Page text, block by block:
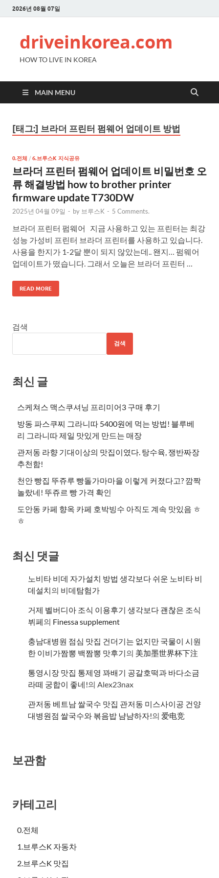
2026년 08월 07일
driveinkorea.com
HOW TO LIVE IN KOREA
MAIN MENU
[태그:] 브라더 프린터 펌웨어 업데이트 방법
0.전체 / 6.브루스K 지식공유
브라더 프린터 펌웨어 업데이트 비밀번호 오
류 해결방법 how to brother printer
firmware update T730DW
2025년 04월 09일 - by 브루스K - 5 Comments.
브라더 프린터 펌웨어 지금 사용하고 있는 프린터는 최강
성능 가성비 프린터 브라더 프린터를 사용하고 있습니다.
사용을 한지가 1-2달 뿐이 되지 않았는데.. 왠지… 펌웨어
업데이트가 떴습니다. 그래서 오늘은 브라더 프린터 …
READ MORE
검색
검색
최신 글
스케쳐스 맥스쿠셔닝 프리미어3 구매 후기
방동 파스쿠찌 그라니따 5400원에 먹는 방법! 블루베
리 그라니따 제일 맛있게 만드는 매장
관저동 라향 기대이상의 맛집이였다. 탕수육, 쟁반짜장
추천함!
천안 빵집 뚜쥬루 빵돌가마마을 이렇게 커졌다고? 깜짝
놀랐네! 뚜쥬르 빵 가격 확인
도안동 카페 향옥 카페 호박빙수 아직도 계속 맛있음 ㅎ
ㅎ
최신 댓글
노비타 비데 자가설치 방법 생각보다 쉬운 노비타 비
데설치의 비데탐험가
거제 벨버디아 조식 이용후기 생각보다 괜찮은 조식
뷔페의 ​Finessa supplement
충남대병원 점심 맛집 건더기는 없지만 국물이 시원
한 이비가짬뽕 백짬뽕 맛후기의 美加墨世界杯下注
통영시장 맛집 통제영 꽈배기 공갈호떡과 바다소금
라떼 궁합이 좋네!의 Alex23nax
관저동 베트남 쌀국수 맛집 관저동 미스사이공 건양
대병원점 쌀국수와 볶음밥 냠냠하자!의 爱电竞
보관함
카테고리
0.전체
1.브루스K 자동차
2.브루스K 맛집